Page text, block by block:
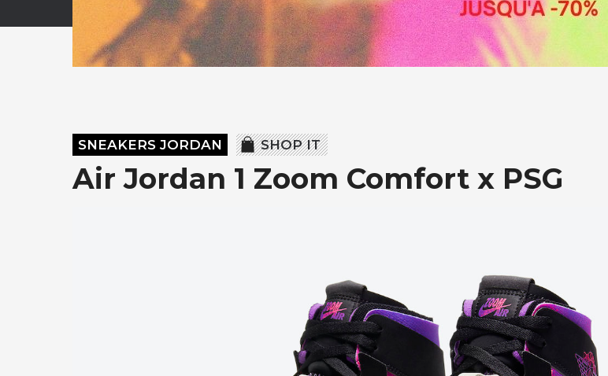
SNEAKERS JORDAN SHOP IT
Air Jordan 1 Zoom Comfort x PSG